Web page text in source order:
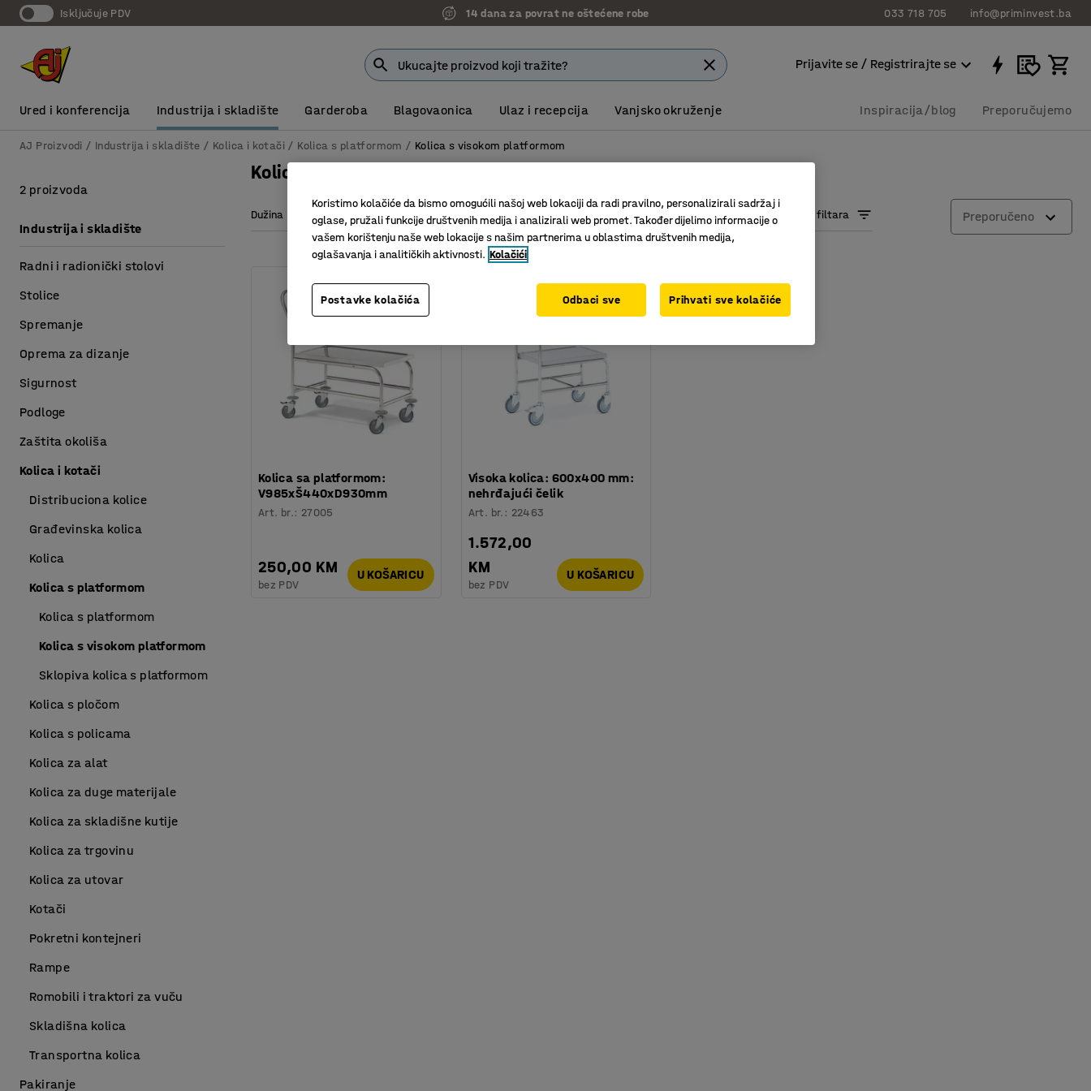
Isključuje PDV 14 dana za povrat ne oštećene robe 033 718 705 info@priminvest.ba
Prijavite se / Registrirajte se
Ured i konferencija Industrija i skladište Garderoba Blagovaonica Ulaz i recepcija Vanjsko okruženje Inspiracija/blog Preporučujemo
AJ Proizvodi Industrija i skladište Kolica i kotači Kolica s platformom Kolica s visokom platformom
Kolica s visokom platformom
Dužina Visina Širina Dimenzije teretnog prostora (DxŠ) Promjer kotača Prikaži više filtara Preporučeno
Kolica sa platformom:
V985xŠ440xD930mm
Art. br.: 27005
250,00 KM
bez PDV
U KOŠARICU
Visoka kolica: 600x400 mm:
nehrđajući čelik
Art. br. : 22463
1.572,00
KM
bez PDV
U KOŠARICU
2 proizvoda
Industrija i skladište
Radni i radionički stolovi
Stolice
Spremanje
Oprema za dizanje
Sigurnost
Podloge
Zaštita okoliša
Kolica i kotači
Distribuciona kolice
Građevinska kolica
Kolica
Kolica s platformom
Kolica s platformom
Kolica s visokom platformom
Sklopiva kolica s platformom
Kolica s pločom
Kolica s policama
Kolica za alat
Kolica za duge materijale
Kolica za skladišne kutije
Kolica za trgovinu
Kolica za utovar
Kotači
Pokretni kontejneri
Rampe
Romobili i traktori za vuču
Skladišna kolica
Transportna kolica
Pakiranje
Koristimo kolačiće da bismo omogućili našoj web lokaciji da radi pravilno, personalizirali sadržaj i
oglase, pružali funkcije društvenih medija i analizirali web promet. Također dijelimo informacije o
vašem korištenju naše web lokacije s našim partnerima u oblastima društvenih medija,
oglašavanja i analitičkih aktivnosti. Kolačići
Postavke kolačića Odbaci sve Prihvati sve kolačiće